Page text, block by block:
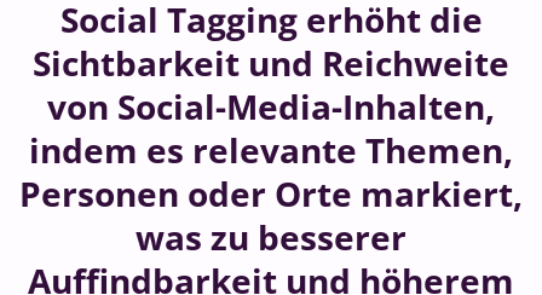
Social Tagging erhöht die
Sichtbarkeit und Reichweite
von Social-Media-Inhalten,
indem es relevante Themen,
Personen oder Orte markiert,
was zu besserer
Auffindbarkeit und höherem